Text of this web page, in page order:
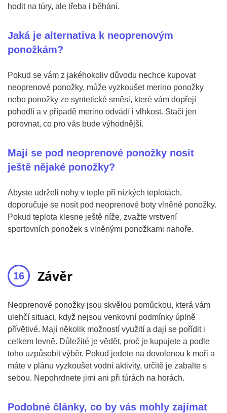
hodit na túry, ale třeba i běhání.
Jaká je alternativa k neoprenovým
ponožkám?
Pokud se vám z jakéhokoliv důvodu nechce kupovat
neoprenové ponožky, může vyzkoušet merino ponožky
nebo ponožky ze syntetické směsi, které vám dopřejí
pohodlí a v případě merino odvádí i vlhkost. Stačí jen
porovnat, co pro vás bude výhodnější.
Mají se pod neoprenové ponožky nosit
ještě nějaké ponožky?
Abyste udrželi nohy v teple při nízkých teplotách,
doporučuje se nosit pod neoprenové boty vlněné ponožky.
Pokud teplota klesne ještě níže, zvažte vrstvení
sportovních ponožek s vlněnými ponožkami nahoře.
Závěr
Neoprenové ponožky jsou skvělou pomůckou, která vám
ulehčí situaci, když nejsou venkovní podmínky úplně
přívětivé. Mají několik možností využití a dají se pořídit i
celkem levně. Důležité je vědět, proč je kupujete a podle
toho uzpůsobit výběr. Pokud jedete na dovolenou k moři a
máte v plánu vyzkoušet vodní aktivity, určitě je zabalte s
sebou. Nepohrdnete jimi ani při túrách na horách.
Podobné články, co by vás mohly zajímat